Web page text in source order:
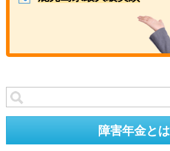
障害年金とは